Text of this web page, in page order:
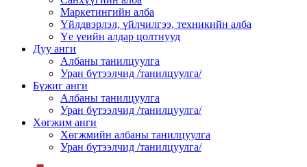
Маркетингийн алба
Үйлдвэрлэл, үйлчилгээ, техникийн алба
Үе үеийн алдар цолтнууд
Дуу анги
Албаны танилцуулга
Уран бүтээлчид /танилцуулга/
Бүжиг анги
Албаны танилцуулга
Уран бүтээлчид /танилцуулга/
Хөгжим анги
Хөгжмийн албаны танилцуулга
Уран бүтээлчид /танилцуулга/